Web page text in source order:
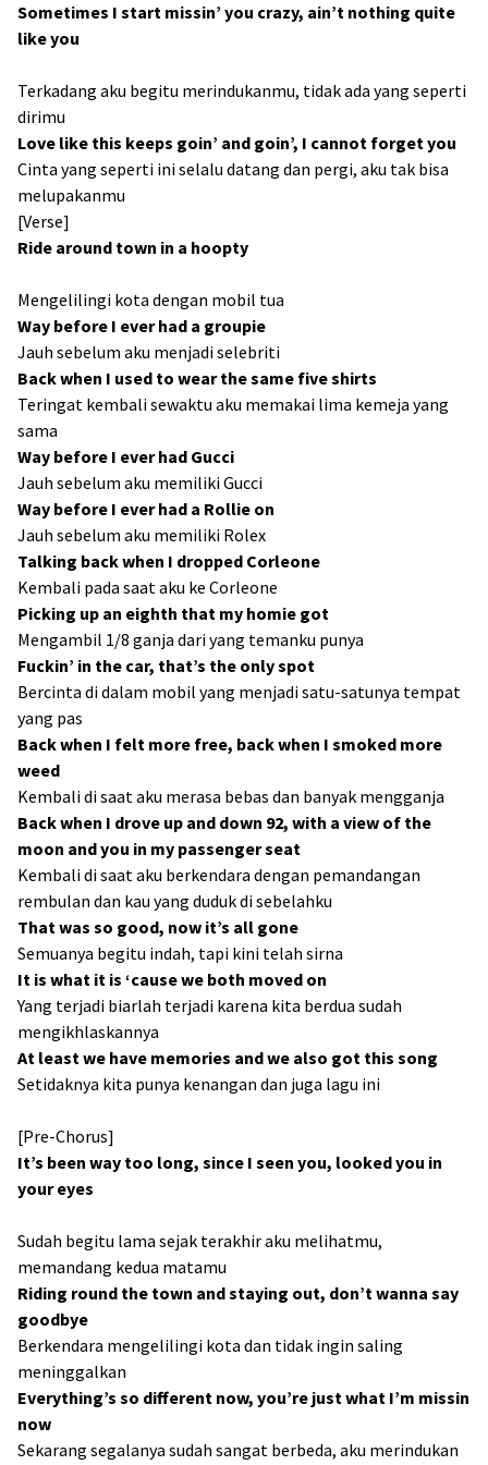
Sometimes I start missin’ you crazy, ain’t nothing quite
like you
Terkadang aku begitu merindukanmu, tidak ada yang seperti
dirimu
Love like this keeps goin’ and goin’, I cannot forget you
Cinta yang seperti ini selalu datang dan pergi, aku tak bisa
melupakanmu
[Verse]
Ride around town in a hoopty
Mengelilingi kota dengan mobil tua
Way before I ever had a groupie
Jauh sebelum aku menjadi selebriti
Back when I used to wear the same five shirts
Teringat kembali sewaktu aku memakai lima kemeja yang
sama
Way before I ever had Gucci
Jauh sebelum aku memiliki Gucci
Way before I ever had a Rollie on
Jauh sebelum aku memiliki Rolex
Talking back when I dropped Corleone
Kembali pada saat aku ke Corleone
Picking up an eighth that my homie got
Mengambil 1/8 ganja dari yang temanku punya
Fuckin’ in the car, that’s the only spot
Bercinta di dalam mobil yang menjadi satu-satunya tempat
yang pas
Back when I felt more free, back when I smoked more
weed
Kembali di saat aku merasa bebas dan banyak mengganja
Back when I drove up and down 92, with a view of the
moon and you in my passenger seat
Kembali di saat aku berkendara dengan pemandangan
rembulan dan kau yang duduk di sebelahku
That was so good, now it’s all gone
Semuanya begitu indah, tapi kini telah sirna
It is what it is ‘cause we both moved on
Yang terjadi biarlah terjadi karena kita berdua sudah
mengikhlaskannya
At least we have memories and we also got this song
Setidaknya kita punya kenangan dan juga lagu ini
[Pre-Chorus]
It’s been way too long, since I seen you, looked you in
your eyes
Sudah begitu lama sejak terakhir aku melihatmu,
memandang kedua matamu
Riding round the town and staying out, don’t wanna say
goodbye
Berkendara mengelilingi kota dan tidak ingin saling
meninggalkan
Everything’s so different now, you’re just what I’m missin
now
Sekarang segalanya sudah sangat berbeda, aku merindukan